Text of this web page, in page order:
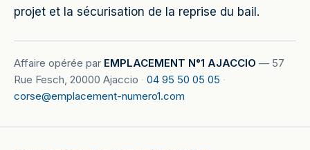
projet et la sécurisation de la reprise du bail.
Affaire opérée par EMPLACEMENT N°1 AJACCIO — 57
Rue Fesch, 20000 Ajaccio · 04 95 50 05 05 ·
corse@emplacement-numero1.com